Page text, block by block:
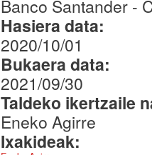
Banco Santander -
Hasiera data:
2020/10/01
Bukaera data:
2021/09/30
Taldeko ikertzaile
Eneko Agirre
Ixakideak: